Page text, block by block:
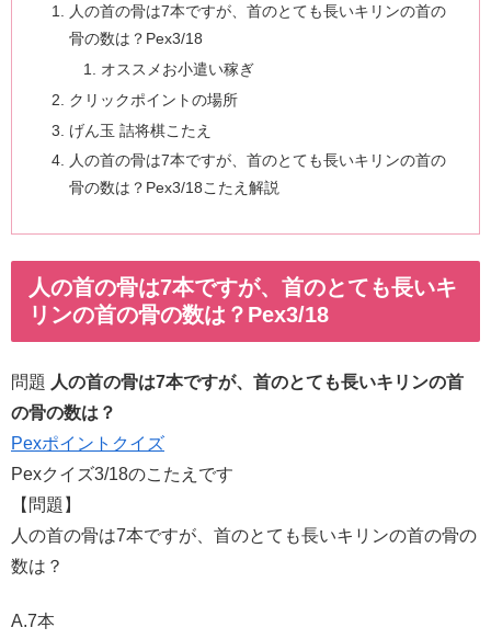
人の首の骨は7本ですが、首のとても長いキリンの首の
骨の数は？Pex3/18
オススメお小遣い稼ぎ
クリックポイントの場所
げん玉 詰将棋こたえ
人の首の骨は7本ですが、首のとても長いキリンの首の
骨の数は？Pex3/18こたえ解説
人の首の骨は7本ですが、首のとても長いキ
リンの首の骨の数は？Pex3/18
問題 人の首の骨は7本ですが、首のとても長いキリンの首
の骨の数は？
Pexポイントクイズ
Pexクイズ3/18のこたえです
【問題】
人の首の骨は7本ですが、首のとても長いキリンの首の骨の
数は？
A.7本